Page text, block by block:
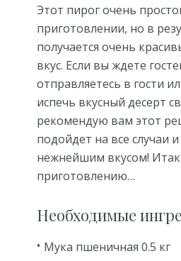
Этот пирог очень
приготовлении, но в
получается очень
вкус. Если вы ждете
отправляетесь в гости
испечь вкусный десерт
рекомендую вам этот
подойдет на все случаи
нежнейшим вкусом!
приготовлению…
Необходимые
Мука пшеничная 0.5 кг